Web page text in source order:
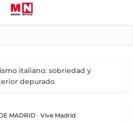
italiano: sobriedad y
depurado
MADRID • Vive Madrid